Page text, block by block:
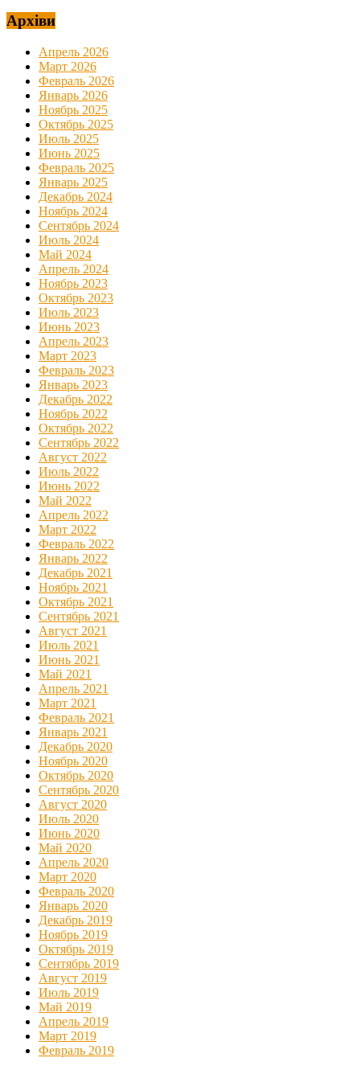
Архіви
Апрель 2026
Март 2026
Февраль 2026
Январь 2026
Ноябрь 2025
Октябрь 2025
Июль 2025
Июнь 2025
Февраль 2025
Январь 2025
Декабрь 2024
Ноябрь 2024
Сентябрь 2024
Июль 2024
Май 2024
Апрель 2024
Ноябрь 2023
Октябрь 2023
Июль 2023
Июнь 2023
Апрель 2023
Март 2023
Февраль 2023
Январь 2023
Декабрь 2022
Ноябрь 2022
Октябрь 2022
Сентябрь 2022
Август 2022
Июль 2022
Июнь 2022
Май 2022
Апрель 2022
Март 2022
Февраль 2022
Январь 2022
Декабрь 2021
Ноябрь 2021
Октябрь 2021
Сентябрь 2021
Август 2021
Июль 2021
Июнь 2021
Май 2021
Апрель 2021
Март 2021
Февраль 2021
Январь 2021
Декабрь 2020
Ноябрь 2020
Октябрь 2020
Сентябрь 2020
Август 2020
Июль 2020
Июнь 2020
Май 2020
Апрель 2020
Март 2020
Февраль 2020
Январь 2020
Декабрь 2019
Ноябрь 2019
Октябрь 2019
Сентябрь 2019
Август 2019
Июль 2019
Май 2019
Апрель 2019
Март 2019
Февраль 2019